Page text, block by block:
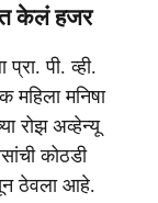
केलं हजर
पी. व्ही.
महिला मनिषा
रोझ अव्हेन्यू
कोठडी
ठेवला आहे.